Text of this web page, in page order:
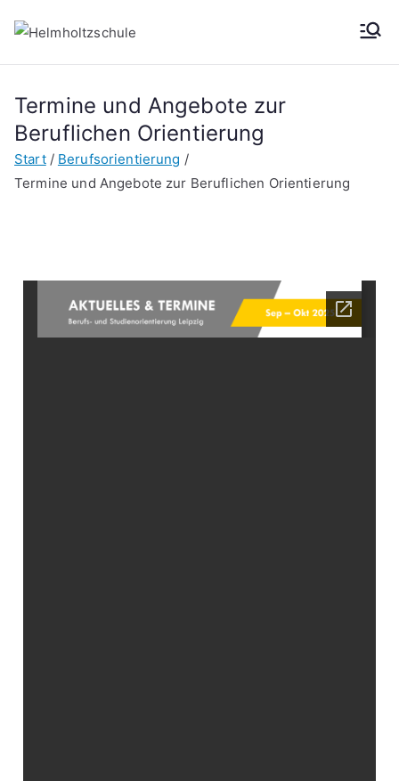
Helmh
oltzsch
ule
Stadt Leipzig
Termine und Angebote zur
Beruflichen Orientierung
Start
Berufsorientierung
Termine und Angebote zur Beruflichen Orientierung